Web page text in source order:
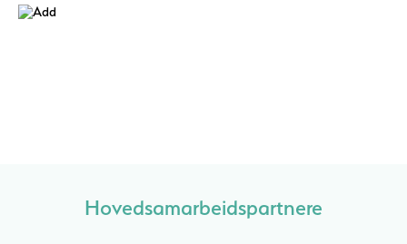
Hovedsamarbeidspartnere